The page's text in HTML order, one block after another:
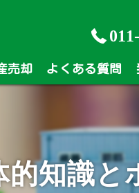
売却 よくある質問
知識と